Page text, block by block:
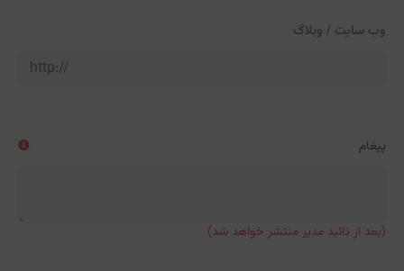
وب سایت / وبلاگ
پیغام
(بعد از تائید مدیر منتشر خواهد شد)